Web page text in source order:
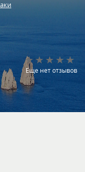
Еще нет отзывов